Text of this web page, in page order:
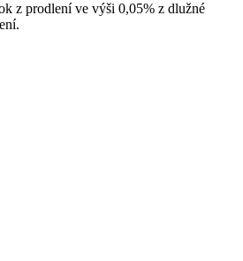
z prodlení ve výši 0,05% z dlužné